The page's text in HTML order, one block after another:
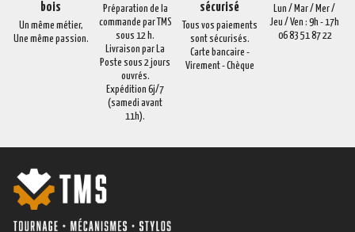
bois
Un même métier,
Une même passion.
Préparation de la
commande par TMS
sous 12 h.
Livraison par La
Poste sous 2 jours
ouvrés.
Expédition 6j/7
(samedi avant
11h).
sécurisé
Tous vos paiements
sont sécurisés.
Carte bancaire -
Virement - Chèque
Lun / Mar / Mer /
Jeu / Ven : 9h - 17h
06 83 51 87 22